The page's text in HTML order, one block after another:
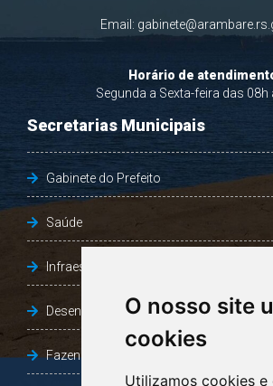
O nosso site
cookies
Utilizamos cookies e
Email:
Horário de
Segunda a Sexta-feira das 08h
Secretarias Municipais
Gabinete do Prefeito
Saúde
Infraestrutura, Agricultura e Meio
Desenvolvimento Social
Fazenda e Desenvolvimento Econômico